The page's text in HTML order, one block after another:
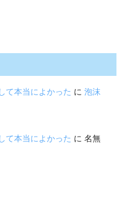
て本当によかった に 泡沫
て本当によかった に 名無